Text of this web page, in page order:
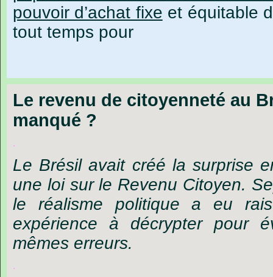
pouvoir d’achat fixe et équitable
tout temps pour
Le revenu de citoyenneté au
manqué ?
.
Le Brésil avait créé la surprise
une loi sur le Revenu Citoyen.
le réalisme politique a eu
expérience à décrypter pour
mêmes erreurs.
.